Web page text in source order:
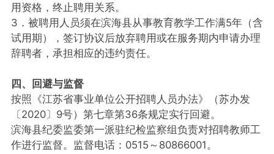
用资格，终止聘用关系。
3．被聘用人员须在滨海县从事教育教学工作满5年（含
试用期），签订协议后放弃聘用或在服务期内申请办理
辞聘者，承担相应的违约责任。
四、回避与监督
按照《江苏省事业单位公开招聘人员办法》（苏办发
〔2020〕9号）第七章第36条规定实行回避。
滨海县纪委监委第一派驻纪检监察组负责对招聘教师工
作进行监督。监督电话：0515～80866001。